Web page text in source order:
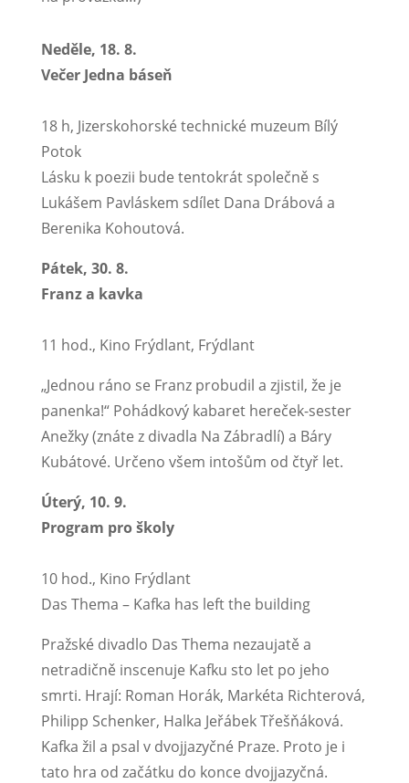
Neděle, 18. 8.
Večer Jedna báseň
18 h, Jizerskohorské technické muzeum Bílý
Potok
Lásku k poezii bude tentokrát společně s
Lukášem Pavláskem sdílet Dana Drábová a
Berenika Kohoutová.
Pátek, 30. 8.
Franz a kavka
11 hod., Kino Frýdlant, Frýdlant
„Jednou ráno se Franz probudil a zjistil, že je
panenka!“ Pohádkový kabaret hereček-sester
Anežky (znáte z divadla Na Zábradlí) a Báry
Kubátové. Určeno všem intošům od čtyř let.
Úterý, 10. 9.
Program pro školy
10 hod., Kino Frýdlant
Das Thema – Kafka has left the building
Pražské divadlo Das Thema nezaujatě a
netradičně inscenuje Kafku sto let po jeho
smrti. Hrají: Roman Horák, Markéta Richterová,
Philipp Schenker, Halka Jeřábek Třešňáková.
Kafka žil a psal v dvojjazyčné Praze. Proto je i
tato hra od začátku do konce dvojjazyčná.